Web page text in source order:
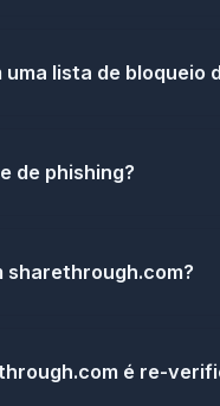
lista de bloqueio
de phishing?
sharethrough.com?
é re-